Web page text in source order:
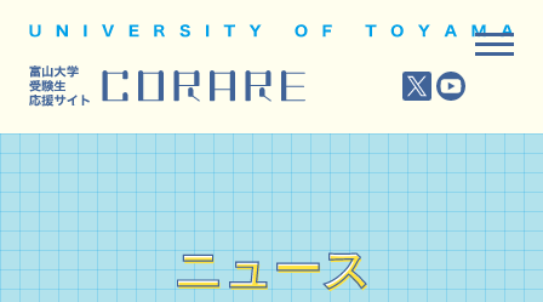
ニュース
ニュース